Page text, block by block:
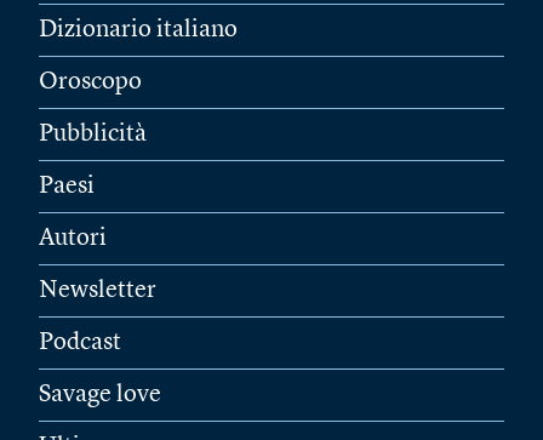
Dizionario italiano
Oroscopo
Pubblicità
Paesi
Autori
Newsletter
Podcast
Savage love